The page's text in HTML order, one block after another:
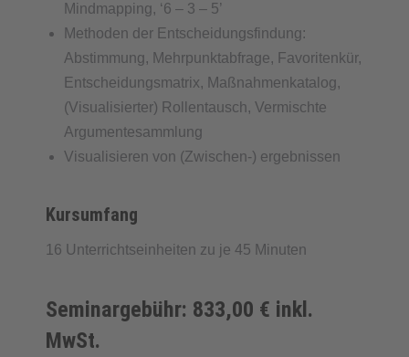
Mindmapping, ‘6 – 3 – 5’
Methoden der Entscheidungsfindung:
Abstimmung, Mehrpunktabfrage, Favoritenkür,
Entscheidungsmatrix, Maßnahmenkatalog,
(Visualisierter) Rollentausch, Vermischte
Argumentesammlung
Visualisieren von (Zwischen-) ergebnissen
Kursumfang
16 Unterrichtseinheiten zu je 45 Minuten
Seminargebühr: 833,00 € inkl.
MwSt.